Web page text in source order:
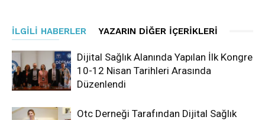
İLGILI HABERLER YAZARIN DIĞER İÇERIKLERI
Dijital Sağlık Alanında Yapılan İlk Kongre
10-12 Nisan Tarihleri Arasında
Düzenlendi
Otc Derneği Tarafından Dijital Sağlık